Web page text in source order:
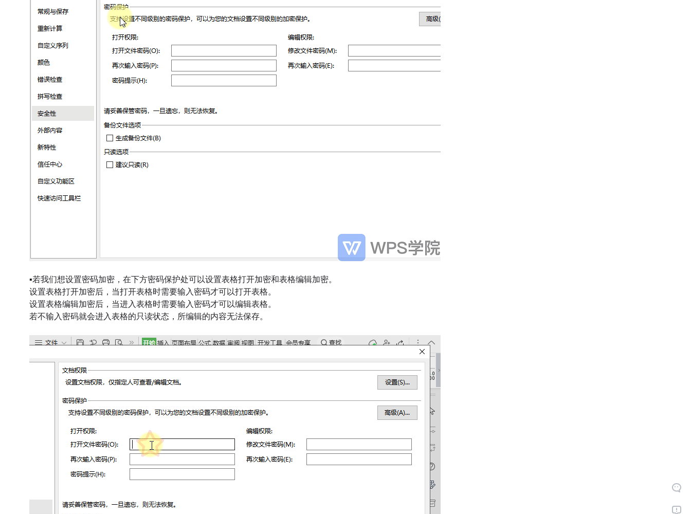
▪若我们想设置密码加密，在下方密码保护处可以设置表格打开加密和表格编辑加密。
设置表格打开加密后，当打开表格时需要输入密码才可以打开表格。
设置表格编辑加密后，当进入表格时需要输入密码才可以编辑表格。
若不输入密码就会进入表格的只读状态，所编辑的内容无法保存。